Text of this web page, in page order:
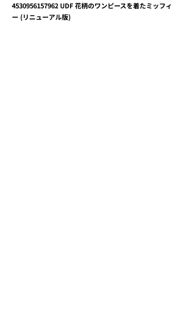
4530956157962 UDF 花柄のワンピースを着たミッフィ
ー (リニューアル版)